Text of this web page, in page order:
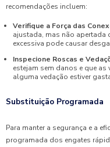
recomendações incluem:
Verifique a Força das
ajustada, mas não apertada
excessiva pode causar
Inspecione Roscas e
estejam sem danos e que
alguma vedação estiver
Substituição Programada
Para manter a segurança e a
programada dos engates